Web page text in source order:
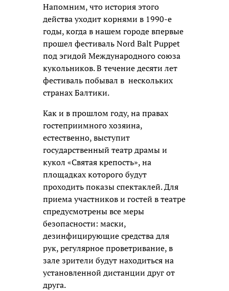
Напомним, что история этого
действа уходит корнями в 1990-е
годы, когда в нашем городе впервые
прошел фестиваль Nord Balt Puppet
под эгидой Международного союза
кукольников. В течение десяти лет
фестиваль побывал в нескольких
странах Балтики.
Как и в прошлом году, на правах
гостеприимного хозяина,
естественно, выступит
государственный театр драмы и
кукол «Святая крепость», на
площадках которого будут
проходить показы спектаклей. Для
приема участников и гостей в театре
спредусмотрены все меры
безопасности: маски,
дезинфицирующие средства для
рук, регулярное проветривание, в
зале зрители будут находиться на
установленной дистанции друг от
друга.